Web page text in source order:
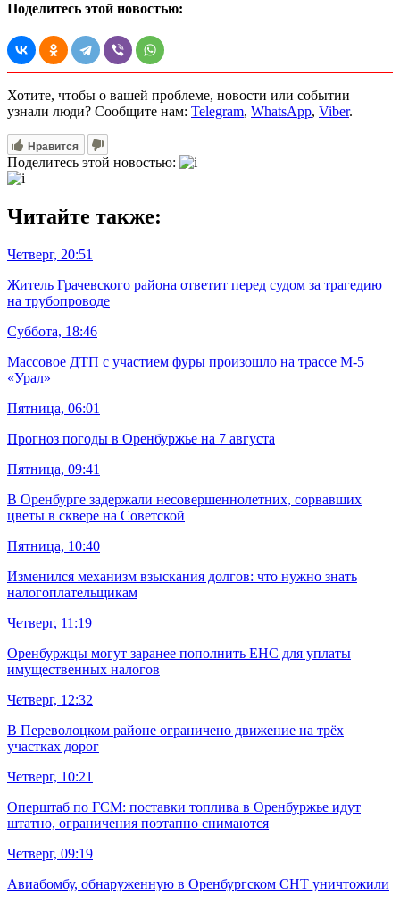
Поделитесь этой новостью:
Хотите, чтобы о вашей проблеме, новости или событии
узнали люди? Сообщите нам: Telegram, WhatsApp, Viber.
Нравится
Поделитесь этой новостью:
Читайте также:
Четверг, 20:51
Житель Грачевского района ответит перед судом за трагедию
на трубопроводе
Суббота, 18:46
Массовое ДТП с участием фуры произошло на трассе М-5
«Урал»
Пятница, 06:01
Прогноз погоды в Оренбуржье на 7 августа
Пятница, 09:41
В Оренбурге задержали несовершеннолетних, сорвавших
цветы в сквере на Советской
Пятница, 10:40
Изменился механизм взыскания долгов: что нужно знать
налогоплательщикам
Четверг, 11:19
Оренбуржцы могут заранее пополнить ЕНС для уплаты
имущественных налогов
Четверг, 12:32
В Переволоцком районе ограничено движение на трёх
участках дорог
Четверг, 10:21
Оперштаб по ГСМ: поставки топлива в Оренбуржье идут
штатно, ограничения поэтапно снимаются
Четверг, 09:19
Авиабомбу, обнаруженную в Оренбургском СНТ уничтожили